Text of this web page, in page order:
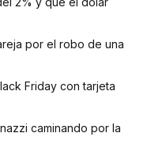
por el robo de una
Friday con tarjeta
caminando por la